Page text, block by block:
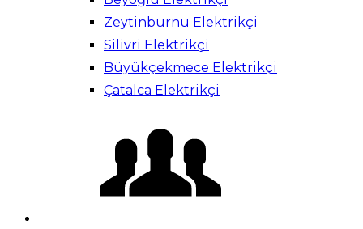
Zeytinburnu Elektrikçi
Silivri Elektrikçi
Büyükçekmece Elektrikçi
Çatalca Elektrikçi